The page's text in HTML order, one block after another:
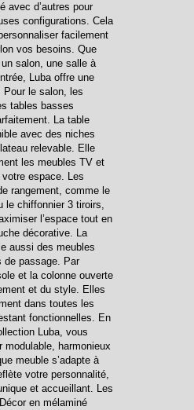
avec d’autres pour
configurations. Cela
facilement
vos besoins. Que
salon, une salle à
Luba offre une
Pour le salon, les
tables basses
La table
avec des niches
relevable. Elle
les meubles TV et
espace. Les
rangement, comme le
le chiffonnier 3 tiroirs,
l’espace tout en
décorative. La
aussi des meubles
de passage. Par
et la colonne ouverte
et du style. Elles
dans toutes les
fonctionnelles. En
Luba, vous
modulable, harmonieux
meuble s’adapte à
votre personnalité,
et accueillant. Les
en mélaminé